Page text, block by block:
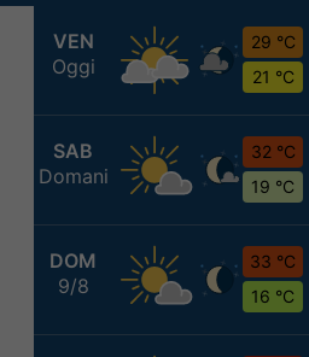
VEN
Oggi
29 °C
21 °C
SAB
Domani
32 °C
19 °C
DOM
9/8
33 °C
16 °C